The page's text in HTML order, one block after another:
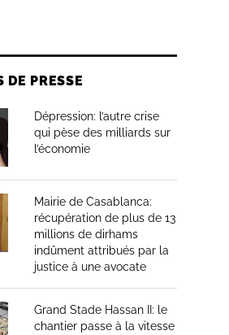
DE PRESSE
Dépression: l’autre crise
qui pèse des milliards sur
l’économie
Mairie de Casablanca:
récupération de plus de 13
millions de dirhams
indûment attribués par la
justice à une avocate
Grand Stade Hassan II: le
chantier passe à la vitesse